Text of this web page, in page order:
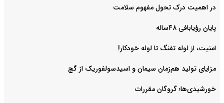
در اهمیت درک تحول مفهوم سلامت
پایان رؤیابافی ۴۸ساله
امنیت، از لوله تفنگ تا ‌لوله خودکار!
مزایای تولید هم‌زمان سیمان و اسیدسولفوریک از گچ
خورشیدی‌ها؛ گروگان مقررات